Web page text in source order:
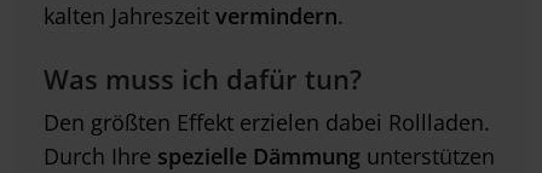
kalten Jahreszeit vermindern.
Was muss ich dafür tun?
Den größten Effekt erzielen dabei Rollladen.
Durch Ihre spezielle Dämmung unterstützen